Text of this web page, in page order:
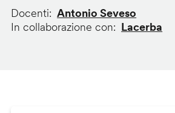
Docenti
Antonio Seveso
In collaborazione con
Lacerba